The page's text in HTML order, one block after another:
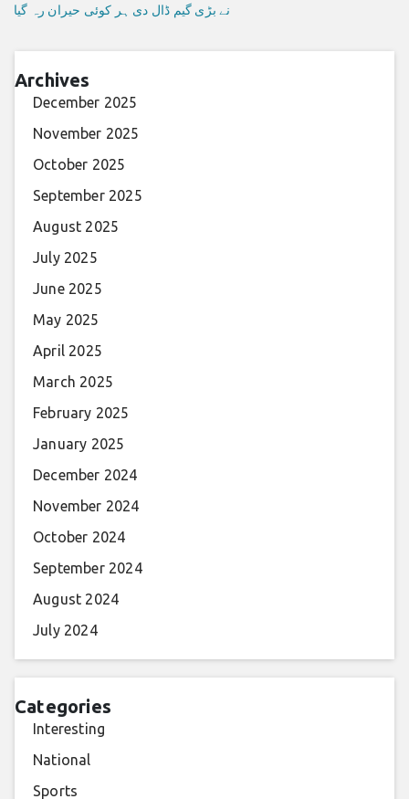
نے بڑی گیم ڈال دی ہر کوئی حیران رہ گیا
Archives
December 2025
November 2025
October 2025
September 2025
August 2025
July 2025
June 2025
May 2025
April 2025
March 2025
February 2025
January 2025
December 2024
November 2024
October 2024
September 2024
August 2024
July 2024
Categories
Interesting
National
Sports